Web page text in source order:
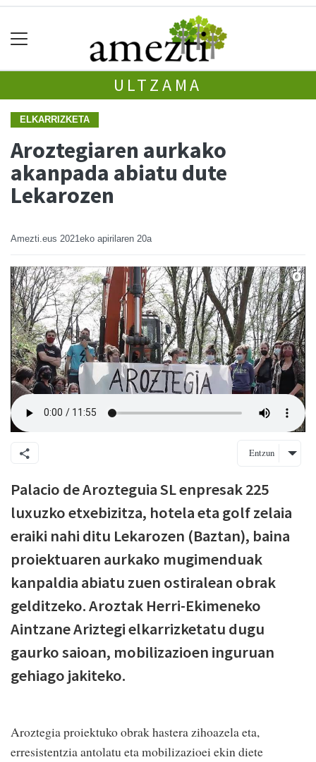
ULTZAMA
ELKARRIZKETA
Aroztegiaren aurkako
akanpada abiatu dute
Lekarozen
Amezti.eus 2021eko apirilaren 20a
Entzun
Palacio de Arozteguia SL enpresak 225
luxuzko etxebizitza, hotela eta golf zelaia
eraiki nahi ditu Lekarozen (Baztan), baina
proiektuaren aurkako mugimenduak
kanpaldia abiatu zuen ostiralean obrak
gelditzeko. Aroztak Herri-Ekimeneko
Aintzane Ariztegi elkarrizketatu dugu
gaurko saioan, mobilizazioen inguruan
gehiago jakiteko.
Aroztegia proiektuko obrak hastera zihoazela eta,
erresistentzia antolatu eta mobilizazioei ekin diete